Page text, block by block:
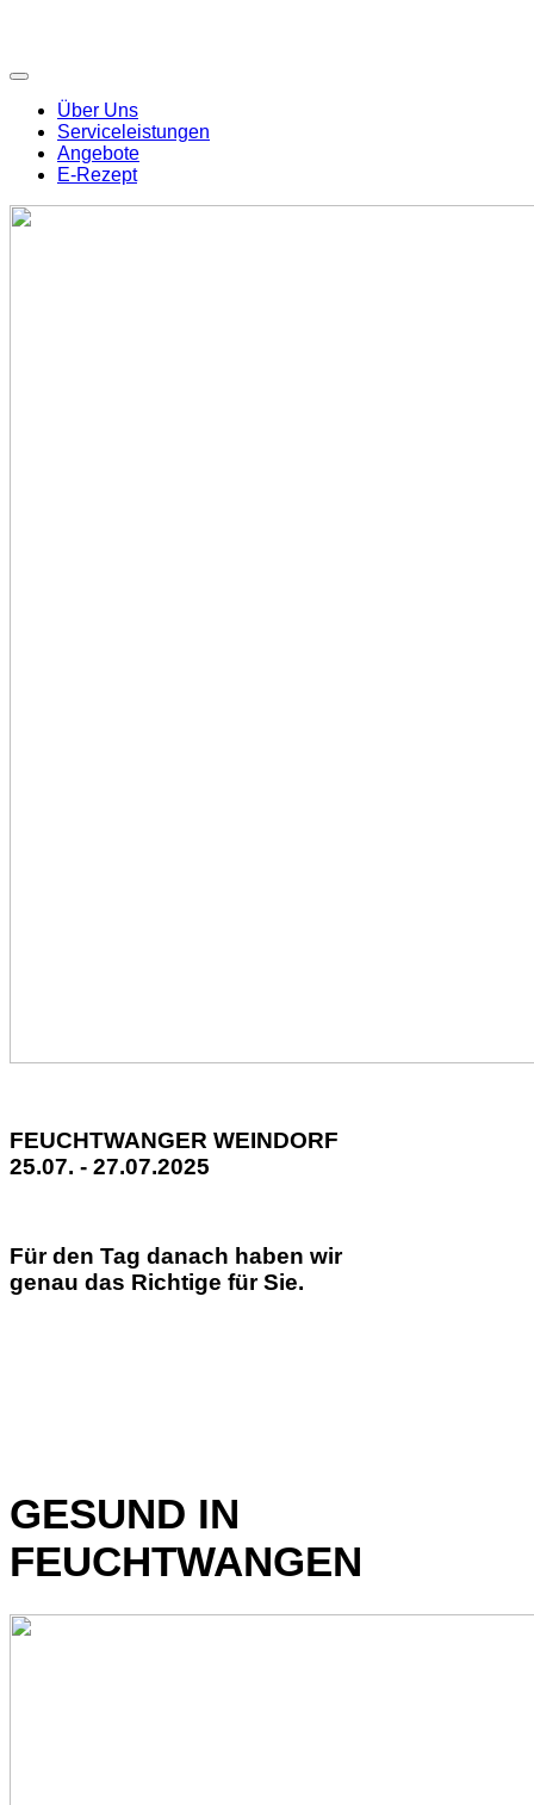
Über Uns
Serviceleistungen
Angebote
E-Rezept
FEUCHTWANGER WEINDORF
25.07. - 27.07.2025
Für den Tag danach haben wir
genau das Richtige für Sie.
GESUND IN
FEUCHTWANGEN